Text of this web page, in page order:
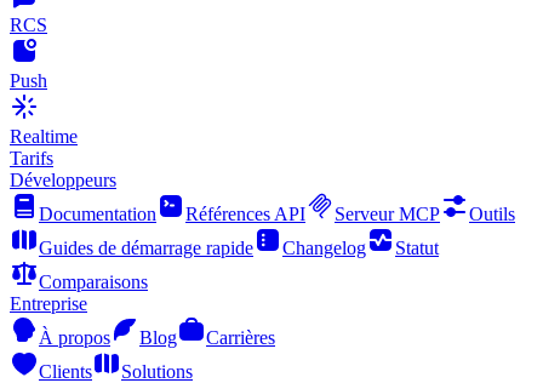
RCS
Push
Realtime
Tarifs
Développeurs
Documentation
Références API Serveur MCP
Outils
Guides de démarrage rapide
Changelog
Statut
Comparaisons
Entreprise
À propos
Blog
Carrières
Clients
Solutions